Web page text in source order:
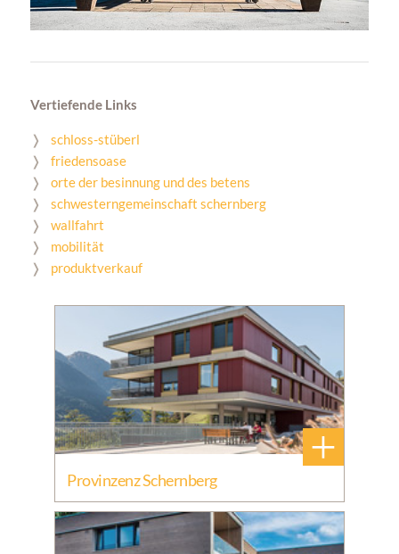
+
Provinzenz Schernberg
Vertiefende Links
schloss-stüberl
friedensoase
orte der besinnung und des betens
schwesterngemeinschaft schernberg
wallfahrt
mobilität
produktverkauf